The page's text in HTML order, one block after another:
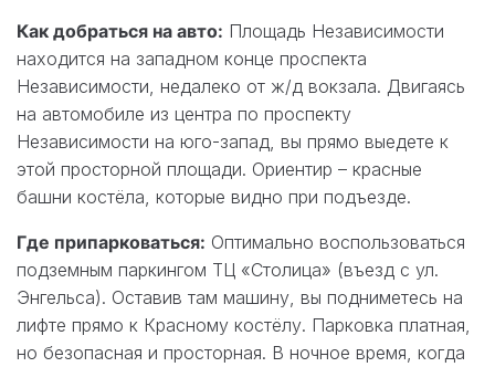
Как добраться на авто: Площадь Независимости
находится на западном конце проспекта
Независимости, недалеко от ж/д вокзала. Двигаясь
на автомобиле из центра по проспекту
Независимости на юго-запад, вы прямо выедете к
этой просторной площади. Ориентир – красные
башни костёла, которые видно при подъезде.
Где припарковаться: Оптимально воспользоваться
подземным паркингом ТЦ «Столица» (въезд с ул.
Энгельса). Оставив там машину, вы подниметесь на
лифте прямо к Красному костёлу. Парковка платная,
но безопасная и просторная. В ночное время, когда